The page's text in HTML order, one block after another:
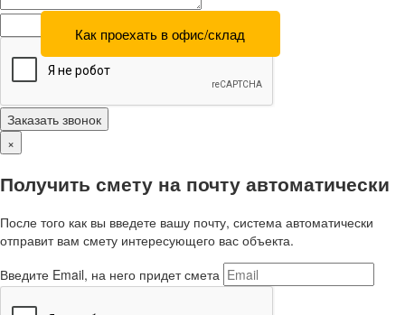
Как проехать в офис/склад
Заказать звонок
×
Получить смету на почту автоматически
После того как вы введете вашу почту, система автоматически
отправит вам смету интересующего вас объекта.
Введите Email, на него придет смета